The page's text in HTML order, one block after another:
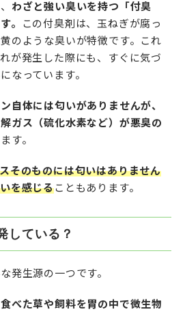
わざと強い臭いを持つ「付臭
。
この付臭剤は、玉ねぎが腐っ
のような臭いが特徴です。これ
が発生した際にも、すぐに気づ
なっています。
自体には匂いがありませんが、
ガス（硫化水素など）が悪臭の
す。
そのものには匂いはありません
を感じることもあります。
している？
発生源の一つです。
べた草や飼料を胃の中で微生物